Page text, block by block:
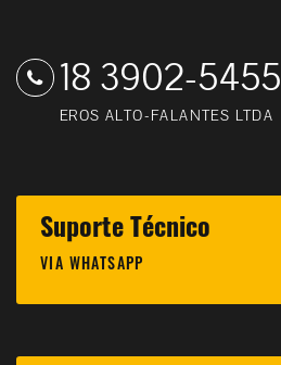
18 3902-5455
EROS ALTO-FALANTES LTDA
Suporte Técnico
VIA WHATSAPP